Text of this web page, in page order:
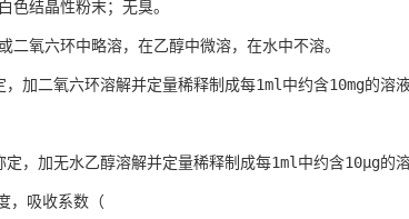
色结晶性粉末；无臭。
二氧六环中略溶，在乙醇中微溶，在水中不溶。
加二氧六环溶解并定量稀释制成每1ml中约含10mg的溶
，加无水乙醇溶解并定量稀释制成每1ml中约含10μg的
，吸收系数（